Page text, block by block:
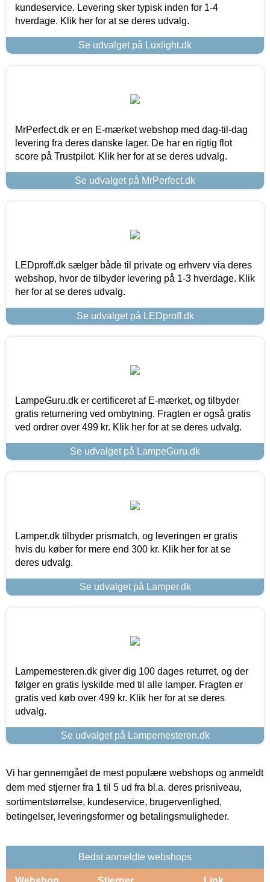
kundeservice. Levering sker typisk inden for 1-4
hverdage. Klik her for at se deres udvalg.
Se udvalget på Luxlight.dk
MrPerfect.dk er en E-mærket webshop med dag-til-dag
levering fra deres danske lager. De har en rigtig flot
score på Trustpilot. Klik her for at se deres udvalg.
Se udvalget på MrPerfect.dk
LEDproff.dk sælger både til private og erhverv via deres
webshop, hvor de tilbyder levering på 1-3 hverdage. Klik
her for at se deres udvalg.
Se udvalget på LEDproff.dk
LampeGuru.dk er certificeret af E-mærket, og tilbyder
gratis returnering ved ombytning. Fragten er også gratis
ved ordrer over 499 kr. Klik her for at se deres udvalg.
Se udvalget på LampeGuru.dk
Lamper.dk tilbyder prismatch, og leveringen er gratis
hvis du køber for mere end 300 kr. Klik her for at se
deres udvalg.
Se udvalget på Lamper.dk
Lampemesteren.dk giver dig 100 dages returret, og der
følger en gratis lyskilde med til alle lamper. Fragten er
gratis ved køb over 499 kr. Klik her for at se deres
udvalg.
Se udvalget på Lampemesteren.dk
Vi har gennemgået de mest populære webshops og anmeldt
dem med stjerner fra 1 til 5 ud fra bl.a. deres prisniveau,
sortimentstørrelse, kundeservice, brugervenlighed,
betingelser, leveringsformer og betalingsmuligheder.
Bedst anmeldte webshops